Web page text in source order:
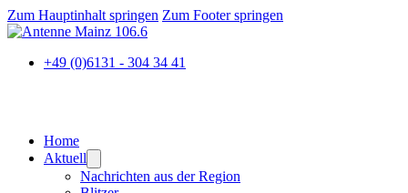
Zum Hauptinhalt springen Zum Footer springen
+49 (0)6131 - 304 34 41
Home
Aktuell
Nachrichten aus der Region